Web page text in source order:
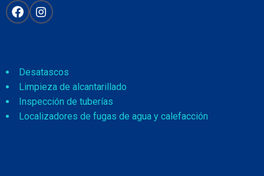
Desatascos
Limpieza de alcantarillado
Inspección de tuberías
Localizadores de fugas de agua y calefacción